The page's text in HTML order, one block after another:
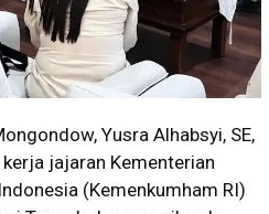
Yusra Alhabsyi, SE,
jajaran Kementerian
(Kemenkumham RI)